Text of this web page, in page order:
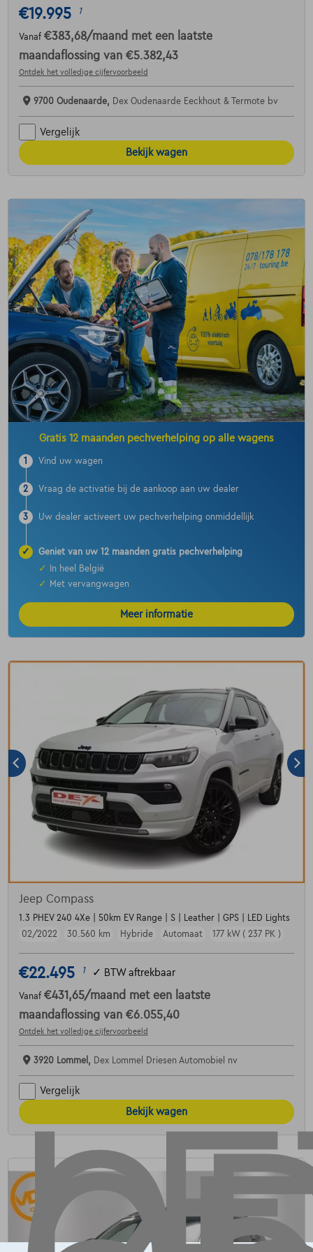
€19.995 1
Vanaf €383,68/maand met een laatste
maandaflossing van €5.382,43
Ontdek het volledige cijfervoorbeeld
9700 Oudenaarde, Dex Oudenaarde Eeckhout & Termote bv
Vergelijk
Bekijk wagen
Gratis 12 maanden pechverhelping op alle wagens
1 Vind uw wagen
2 Vraag de activatie bij de aankoop aan uw dealer
3 Uw dealer activeert uw pechverhelping onmiddellijk
✓
Geniet van uw 12 maanden gratis pechverhelping
✓
In heel België
✓
Met vervangwagen
Meer informatie
Jeep Compass
1.3 PHEV 240 4Xe | 50km EV Range | S | Leather | GPS | LED Lights
02/2022
30.560 km Hybride Automaat 177 kW ( 237 PK )
€22.495 1 ✓ BTW aftrekbaar
Vanaf €431,65/maand met een laatste
maandaflossing van €6.055,40
Ontdek het volledige cijfervoorbeeld
3920 Lommel, Dex Lommel Driesen Automobiel nv
Vergelijk
Bekijk wagen